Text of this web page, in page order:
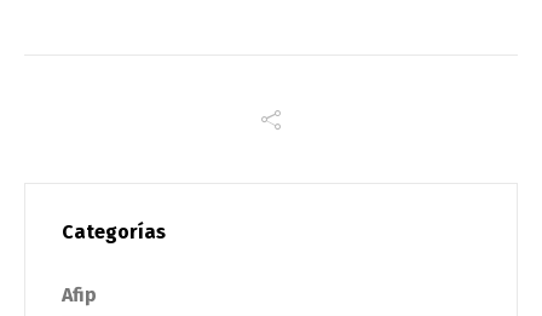
Categorías
Afip